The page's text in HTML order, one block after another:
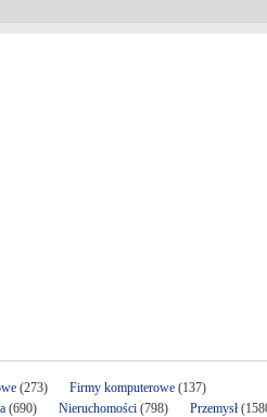
(273) Firmy komputerowe (137)
(690) Nieruchomości (798) Przemysł